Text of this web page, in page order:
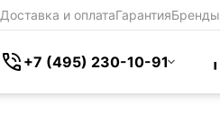
Доставка и оплатаГарантияБренды
+7 (495) 230-10-91